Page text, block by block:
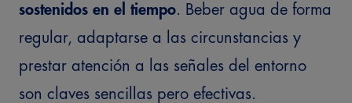
sostenidos en el tiempo. Beber agua de forma
regular, adaptarse a las circunstancias y
prestar atención a las señales del entorno
son claves sencillas pero efectivas.